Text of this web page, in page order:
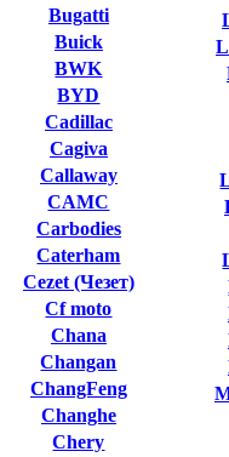
Bugatti
Buick
BWK
BYD
Cadillac
Cagiva
Callaway
CAMC
Carbodies
Caterham
Cezet (Чезет)
Cf moto
Chana
Changan
ChangFeng
Changhe
Chery